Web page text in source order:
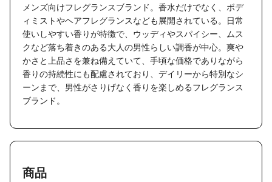
メンズ向けフレグランスブランド。香水だけでなく、ボデ
ィミストやヘアフレグランスなども展開されている。日常
使いしやすい香りが特徴で、ウッディやスパイシー、ムス
クなど落ち着きのある大人の男性らしい調香が中心。爽や
かさと上品さを兼ね備えていて、手頃な価格でありながら
香りの持続性にも配慮されており、デイリーから特別なシ
ーンまで、男性がさりげなく香りを楽しめるフレグランス
ブランド。
商品